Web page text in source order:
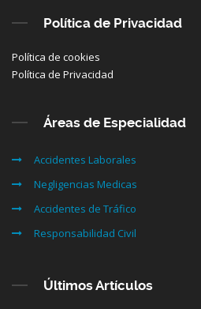
Política de Privacidad
Política de cookies
Política de Privacidad
Áreas de Especialidad
Accidentes Laborales
Negligencias Medicas
Accidentes de Tráfico
Responsabilidad Civil
Últimos Artículos